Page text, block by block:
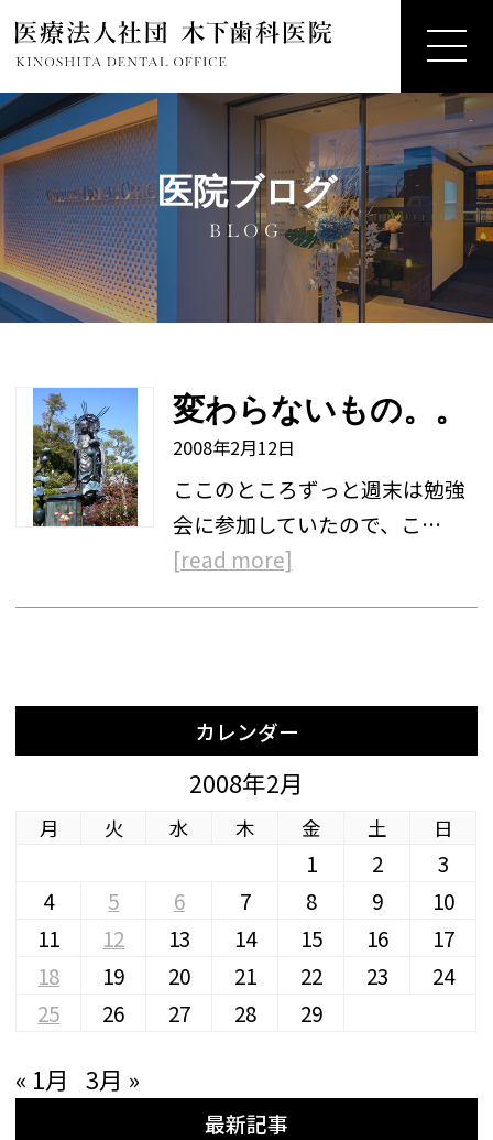
医院ブログ
BLOG
変わらないもの。。
2008年2月12日
ここのところずっと週末は勉強
会に参加していたので、こ…
[read more]
カレンダー
2008年2月
月 火 水 木 金 土 日
1 2
3
4
5 6 7 8 9
10
11
12 13 14 15 16
17
18
19 20 21 22 23
24
25
26 27 28 29
« 1月 3月 »
最新記事